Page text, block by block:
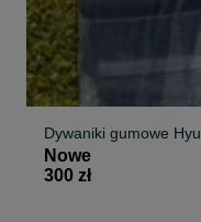
Dywaniki gumowe
Nowe
300 zł